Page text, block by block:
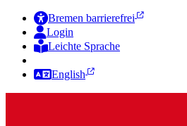
Bremen barrierefrei
Login
Leichte Sprache
English